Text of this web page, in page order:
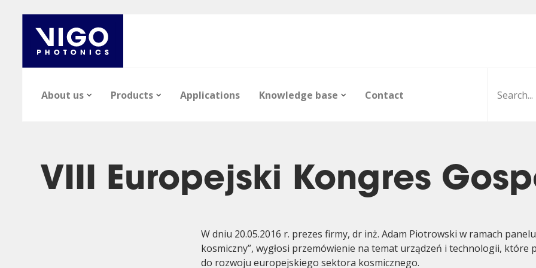
About us
Career R&D projects Public
Products
Infrared Detectors
Infrared Detection
Modules
Product
Applications Knowledge base
Files Dictionary FAQ
Contact
VIII Europejski Kongres
W dniu 20.05.2016 r. prezes firmy, dr inż. Adam Piotrowski w ramach panelu
kosmiczny”, wygłosi przemówienie na temat urządzeń i technologii, które
do rozwoju europejskiego sektora kosmicznego.